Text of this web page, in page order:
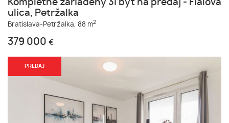
Kompletne zariadený 3i byt na predaj - Fialová
ulica, Petržalka
Bratislava-Petržalka, 88 m2
379 000 €
PREDAJ